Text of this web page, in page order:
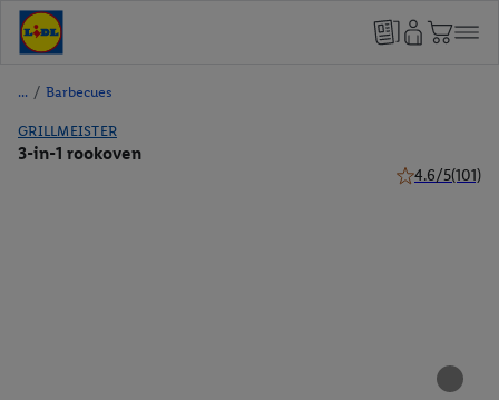
/ Barbecues
GRILLMEISTER
3-in-1 rookoven
4.6/5(101)